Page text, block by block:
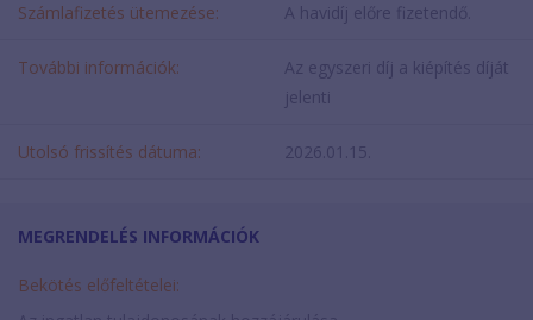
Számlafizetés ütemezése: A havidíj előre fizetendő.
További információk:
Az egyszeri díj a kiépítés díját
jelenti
Utolsó frissítés dátuma: 2026.01.15.
MEGRENDELÉS INFORMÁCIÓK
Bekötés előfeltételei: